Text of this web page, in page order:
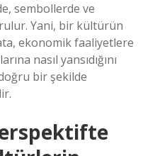
sembollerde ve
Yani, bir kültürün
ekonomik faaliyetlere
nasıl yansıdığını
bir şekilde